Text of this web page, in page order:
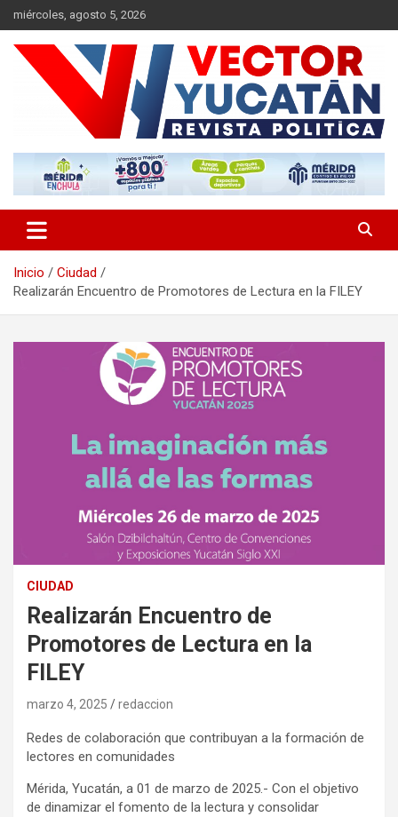
Saltar
al
contenido
miércoles, agosto 5, 2026
Vector Yucatán
Inicio
Ciudad
Realizarán Encuentro de Promotores de Lectura en la FILEY
CIUDAD
Realizarán Encuentro de
Promotores de Lectura en la
FILEY
marzo 4, 2025 redaccion
Redes de colaboración que contribuyan a la formación de
lectores en comunidades
Mérida, Yucatán, a 01 de marzo de 2025.- Con el objetivo
de dinamizar el fomento de la lectura y consolidar